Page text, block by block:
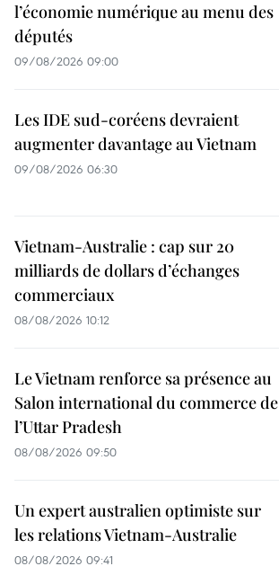
l’économie numérique au menu des
députés
09/08/2026 09:00
Les IDE sud-coréens devraient
augmenter davantage au Vietnam
09/08/2026 06:30
Vietnam-Australie : cap sur 20
milliards de dollars d’échanges
commerciaux
08/08/2026 10:12
Le Vietnam renforce sa présence au
Salon international du commerce de
l’Uttar Pradesh
08/08/2026 09:50
Un expert australien optimiste sur
les relations Vietnam-Australie
08/08/2026 09:41